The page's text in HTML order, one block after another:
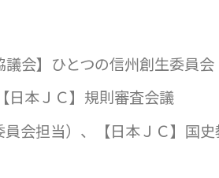
会】ひとつの信州創生委員会
本ＪＣ】規則審査会議
会担当）、【日本ＪＣ】国